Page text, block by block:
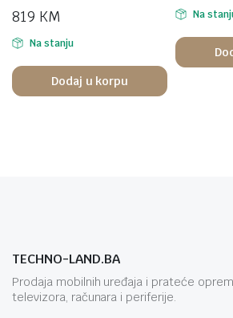
819 KM
Na stanju
Dodaj u korpu
Na
TECHNO-LAND.BA
Prodaja mobilnih uređaja i prateće
televizora, računara i periferije.